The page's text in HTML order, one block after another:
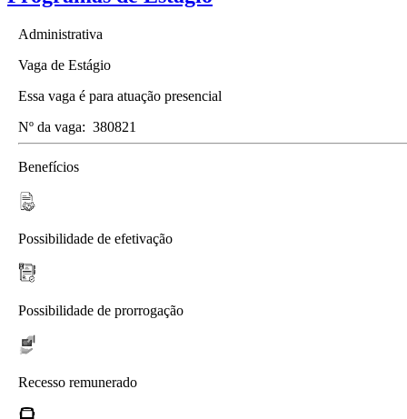
Administrativa
Vaga de Estágio
Essa vaga é para atuação presencial
Nº da vaga: 380821
Benefícios
Possibilidade de efetivação
Possibilidade de prorrogação
Recesso remunerado